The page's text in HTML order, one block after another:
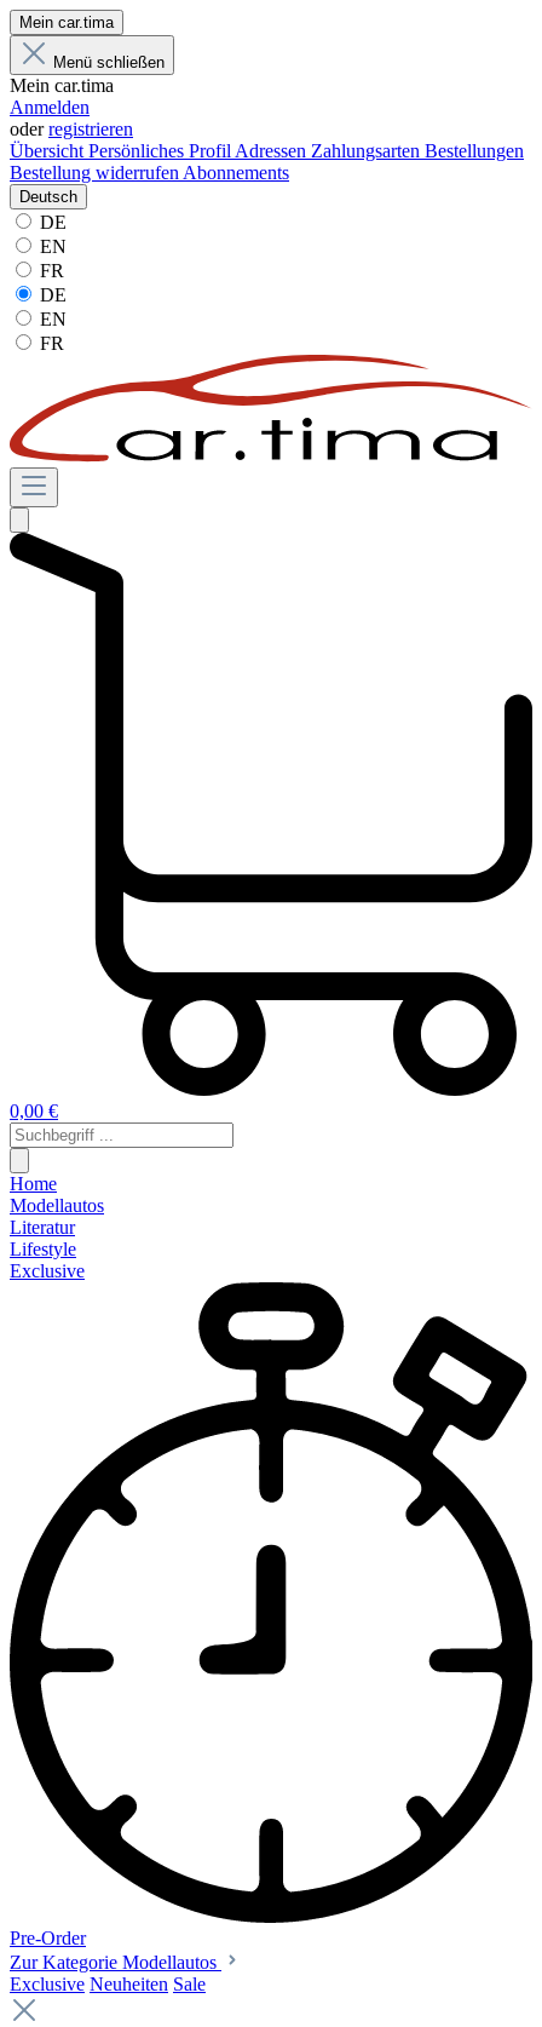
Mein car.tima
Menü schließen
Mein car.tima
Anmelden
oderregistrieren
Übersicht Persönliches Profil Adressen Zahlungsarten Bestellungen
Bestellung widerrufen Abonnements
Deutsch
DE
EN
FR
DE
EN
FR
0,00 €
Home
Modellautos
Literatur
Lifestyle
Exclusive
Pre-Order
Zur Kategorie Modellautos
Exclusive Neuheiten Sale